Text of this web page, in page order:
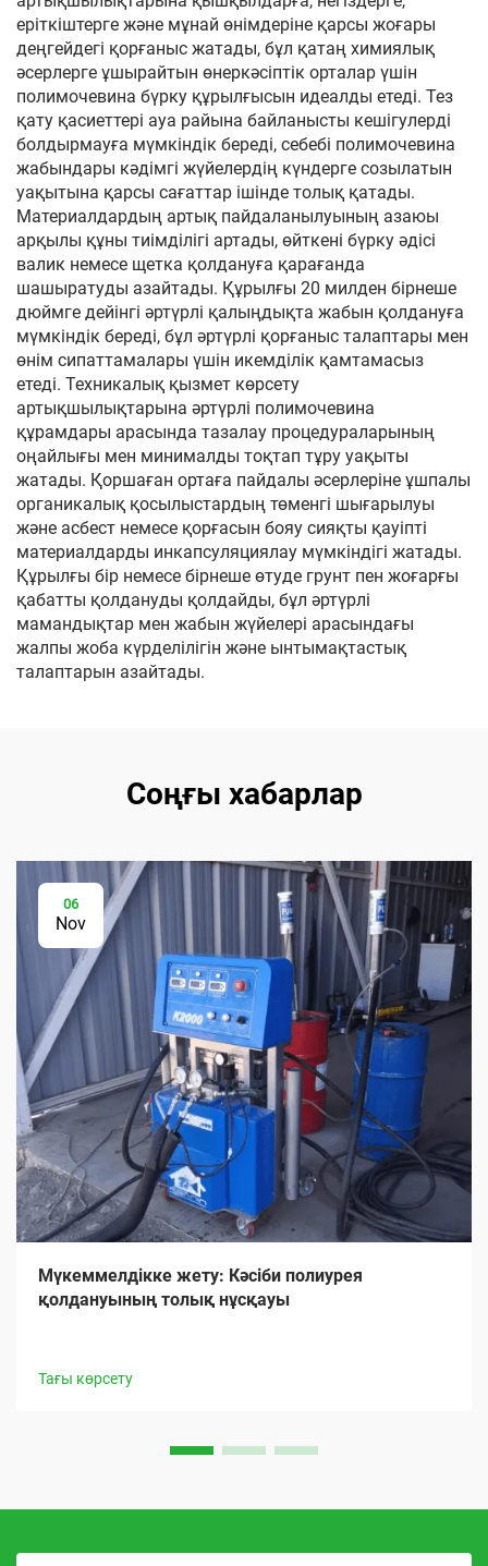
еріткіштерге және мұнай өнімдеріне қарсы жоғары
деңгейдегі қорғаныс жатады, бұл қатаң химиялық
әсерлерге ұшырайтын өнеркәсіптік орталар үшін
полимочевина бүрку құрылғысын идеалды етеді. Тез
қату қасиеттері ауа райына байланысты кешігулерді
болдырмауға мүмкіндік береді, себебі полимочевина
жабындары кәдімгі жүйелердің күндерге созылатын
уақытына қарсы сағаттар ішінде толық қатады.
Материалдардың артық пайдаланылуының азаюы
арқылы құны тиімділігі артады, өйткені бүрку әдісі
валик немесе щетка қолдануға қарағанда
шашыратуды азайтады. Құрылғы 20 милден бірнеше
дюймге дейінгі әртүрлі қалыңдықта жабын қолдануға
мүмкіндік береді, бұл әртүрлі қорғаныс талаптары мен
өнім сипаттамалары үшін икемділік қамтамасыз
етеді. Техникалық қызмет көрсету
артықшылықтарына әртүрлі полимочевина
құрамдары арасында тазалау процедураларының
оңайлығы мен минималды тоқтап тұру уақыты
жатады. Қоршаған ортаға пайдалы әсерлеріне ұшпалы
органикалық қосылыстардың төменгі шығарылуы
және асбест немесе қорғасын бояу сияқты қауіпті
материалдарды инкапсуляциялау мүмкіндігі жатады.
Құрылғы бір немесе бірнеше өтуде грунт пен жоғарғы
қабатты қолдануды қолдайды, бұл әртүрлі
мамандықтар мен жабын жүйелері арасындағы
жалпы жоба күрделілігін және ынтымақтастық
талаптарын азайтады.
Соңғы хабарлар
06
Nov
Мүкеммелдікке жету: Кәсіби полиурея
қолдануының толық нұсқауы
Тағы көрсету